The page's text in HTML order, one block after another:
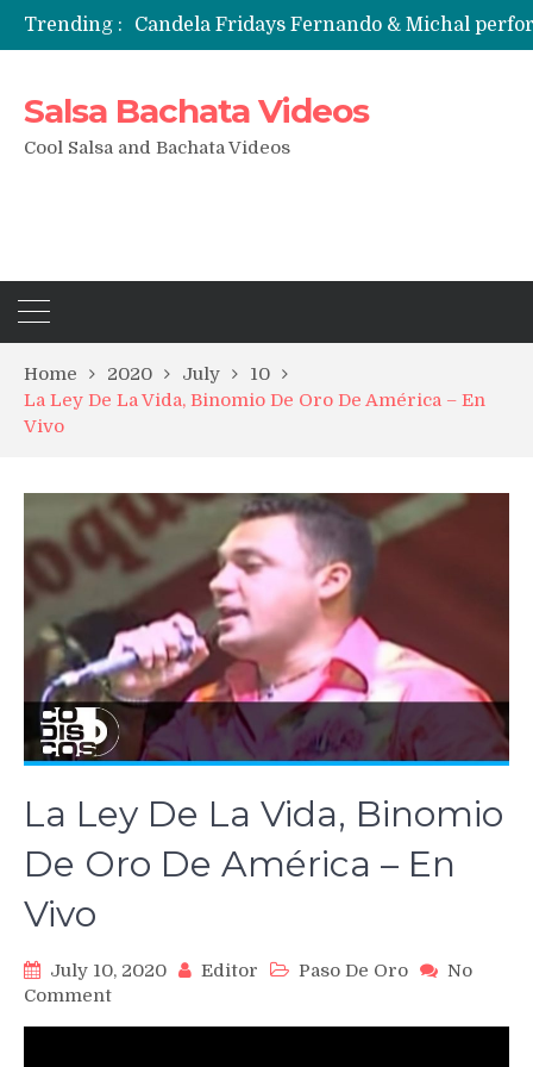
Trending : Candela Fridays Fernando & Michal
Salsa Bachata Videos
Cool Salsa and Bachata Videos
Home 2020 July
10
La Ley De La Vida, Binomio De Oro De América – En
Vivo
La Ley De La Vida, Binomio
De Oro De América – En
Vivo
July 10, 2020 Editor Paso De Oro
No
Commenton